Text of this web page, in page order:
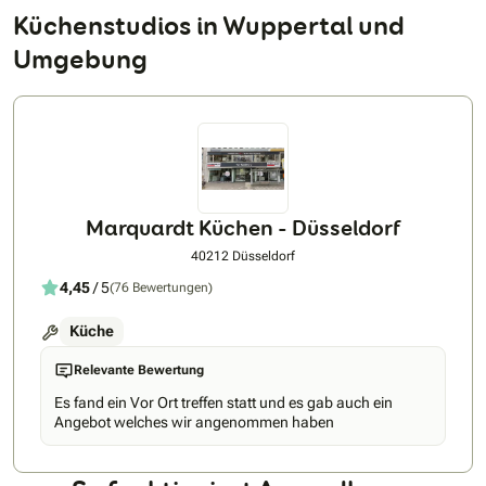
Küchenstudios in Wuppertal und
Umgebung
Marquardt Küchen - Düsseldorf
40212 Düsseldorf
4,45/ 5(76 Bewertungen)
Küche
Relevante Bewertung
Es fand ein Vor Ort treffen statt und es gab auch ein
Angebot welches wir angenommen haben